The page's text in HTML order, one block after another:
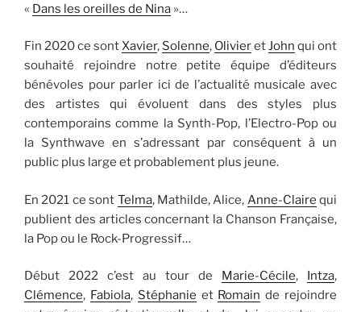
« Dans les oreilles de Nina »…
Fin 2020 ce sontXavier, Solenne, OlivieretJohn qui ont
souhaité rejoindre notre petite équipe d’éditeurs
bénévoles pour parler ici de l’actualité musicale avec
des artistes qui évoluent dans des styles plus
contemporains comme la Synth-Pop, l’Electro-Pop ou
la Synthwave en s’adressant par conséquent à un
public plus large et probablement plus jeune.
En 2021 ce sont Telma, Mathilde, Alice, Anne-Claire qui
publient des articles concernant la Chanson Française,
la Pop ou le Rock-Progressif…
Début 2022 c’est au tour de Marie-Cécile, Intza,
Clémence, Fabiola, Stéphanie et Romain de rejoindre